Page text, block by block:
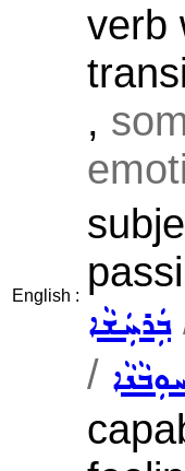
English :
verb
,
ܒܲܪܚܲܫܵܐ
/